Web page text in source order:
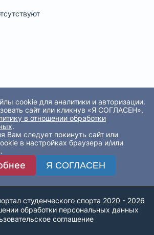
cookie для аналитики и авторизации.
сайт или кликнув «Я СОГЛАСЕН»,
в отношении обработки
.
Вам следует покинуть сайт или
в настройках браузера и/или
Я СОГЛАСЕН
обработки персональных данных
соглашение
студенческого спорта 2020 - 2026